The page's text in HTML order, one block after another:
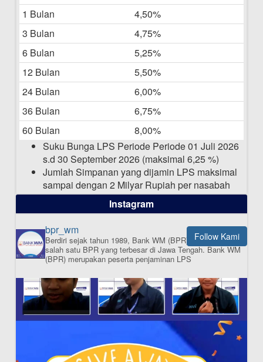
Laporan Keuangan Berkelanjutan
06-05-2025
Daftar Pemenang Undian TAMASHA
Bulan April 2025
15-04-2025
Pengumuman Nama Baru Perusahaan
1 Bulan
4,50%
3 Bulan
4,75%
6 Bulan
5,25%
12 Bulan
5,50%
24 Bulan
6,00%
36 Bulan
6,75%
60 Bulan
8,00%
Suku Bunga LPS Periode Periode 01 Juli 2026
s.d 30 September 2026 (maksimal 6,25 %)
Jumlah Simpanan yang dijamin LPS maksimal
sampai dengan 2 Milyar Rupiah per nasabah
dalam satu bank
ISI APLIKASI SEKARANG
Instagram
Follow Kami
bpr_wm
Berdiri sejak tahun 1989, Bank WM (BPR) merupakan
salah satu BPR yang terbesar di Jawa Tengah.Bank WM
(BPR) merupakan peserta penjaminan LPS